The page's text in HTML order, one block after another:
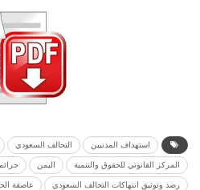
استهداف المدنيين التحالف السعودي
المركز القانوني للحقوق والتنمية اليمن
رصد وتوثيق انتهاكات التحالف السعودي عاصفة